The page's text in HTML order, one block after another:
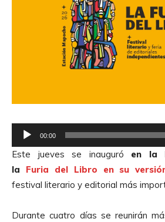
e
p
r
o
00:00
Este jueves se inauguró en la
la Furia del Libro en su
festival literario y editorial más
Durante cuatro días se reunirán